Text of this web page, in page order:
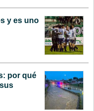
y es uno
por qué